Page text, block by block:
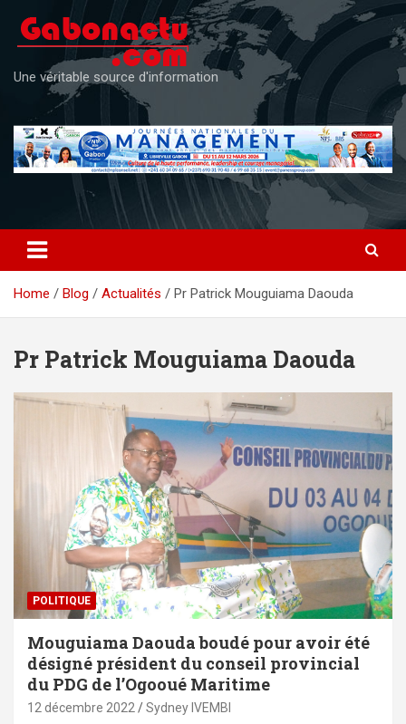
content
Une véritable source d'information
Home Blog Actualités Pr Patrick Mouguiama Daouda
Pr Patrick Mouguiama Daouda
POLITIQUE
Mouguiama Daouda boudé pour avoir été
désigné président du conseil provincial
du PDG de l’Ogooué Maritime
12 décembre 2022 Sydney IVEMBI